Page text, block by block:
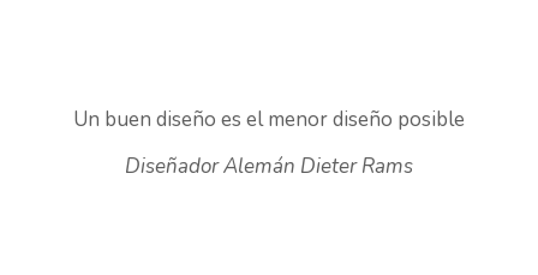
Un buen diseño es el menor diseño posible
Diseñador Alemán Dieter Rams